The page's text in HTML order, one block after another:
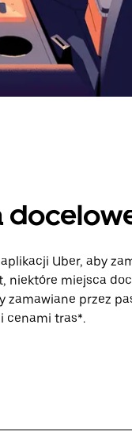
Uber, aby
niektóre miejsca
przez
cenami tras*.